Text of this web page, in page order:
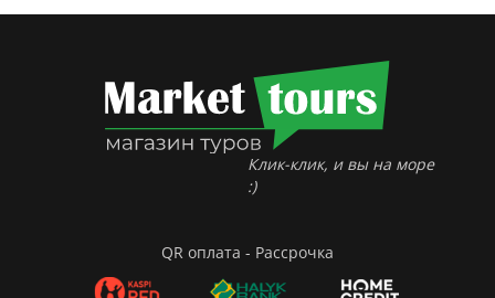
Клик-клик, и вы на море
:)
QR оплата - Рассрочка